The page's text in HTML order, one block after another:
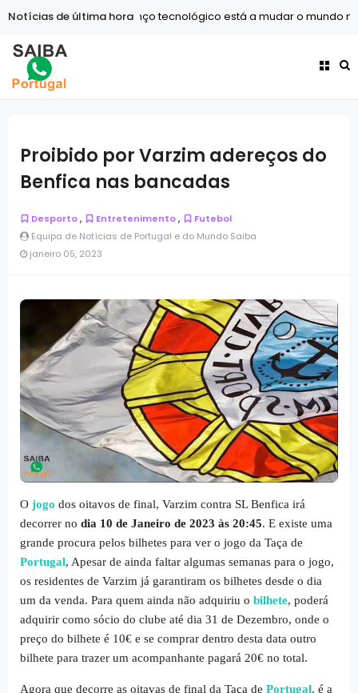
Tecnologia O avanço tecnológico está a mudar o mundo
Notícias de última hora
Proibido por Varzim adereços do
Benfica nas bancadas
Desporto, Entretenimento,
Futebol
Equipa de Notícias de Portugal e do Mundo Saiba
janeiro 05, 2023
O jogo dos oitavos de final, Varzim contra SL Benfica irá
decorrer no dia 10 de Janeiro de 2023 às 20:45. E existe uma
grande procura pelos bilhetes para ver o jogo da Taça de
Portugal, Apesar de ainda faltar algumas semanas para o jogo,
os residentes de Varzim já garantiram os bilhetes desde o dia
um da venda. Para quem ainda não adquiriu o bilhete, poderá
adquirir como sócio do clube até dia 31 de Dezembro, onde o
preço do bilhete é 10€ e se comprar dentro desta data outro
bilhete para trazer um acompanhante pagará 20€ no total.
Agora que decorre as oitavas de final da Taça de Portugal, é a